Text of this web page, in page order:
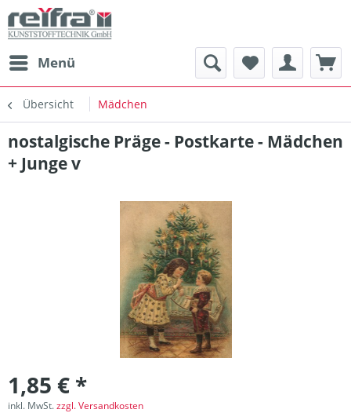
Menü
Übersicht Mädchen
nostalgische Präge - Postkarte - Mädchen
+ Junge v
1,85 € *
inkl. MwSt.zzgl. Versandkosten